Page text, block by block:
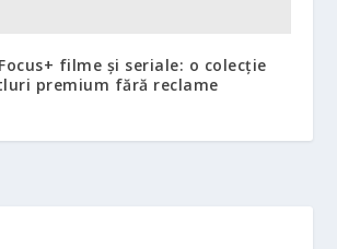
filme și seriale: o colecție
premium fără reclame